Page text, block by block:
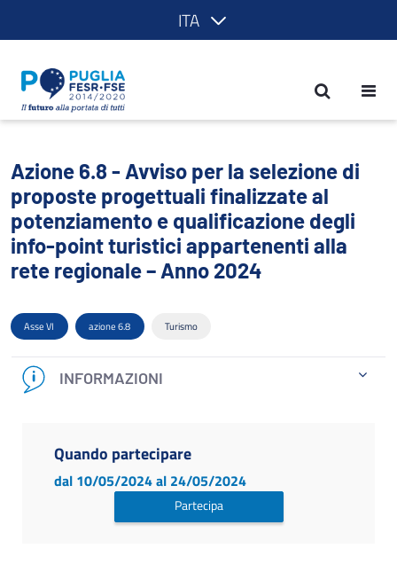
ITA
Azione 6.8 - Avviso per la selezione
Azione 6.8 - Avviso per la selezione di
proposte progettuali finalizzate al
potenziamento e qualificazione degli
info-point turistici appartenenti alla
rete regionale – Anno 2024
Asse VI azione 6.8 Turismo
INFORMAZIONI
Quando partecipare
dal 10/05/2024al 24/05/2024
Partecipa